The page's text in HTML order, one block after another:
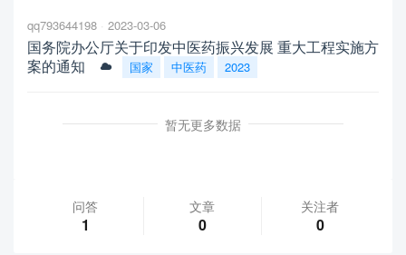
qq793644198 2023-03-06
国务院办公厅关于印发中医药振兴发展 重大工程实施方
案的通知
国家 中医药 2023
暂无更多数据
问答
1
文章
0
关注者
0